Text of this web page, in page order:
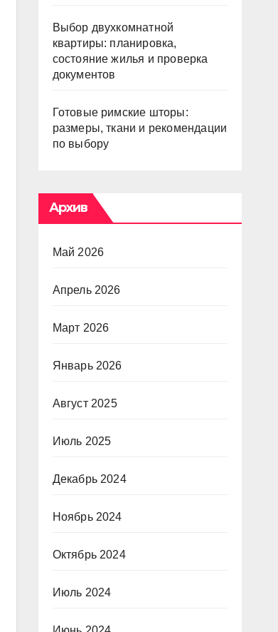
Выбор двухкомнатной
квартиры: планировка,
состояние жилья и проверка
документов
Готовые римские шторы:
размеры, ткани и рекомендации
по выбору
Архив
Май 2026
Апрель 2026
Март 2026
Январь 2026
Август 2025
Июль 2025
Декабрь 2024
Ноябрь 2024
Октябрь 2024
Июль 2024